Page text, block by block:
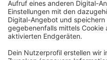
Anzeige
Wir